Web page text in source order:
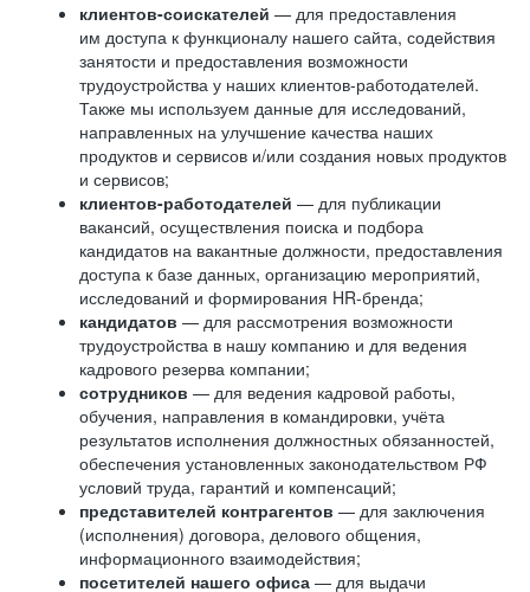
клиентов-соискателей — для предоставления
им доступа к функционалу нашего сайта, содействия
занятости и предоставления возможности
трудоустройства у наших клиентов-работодателей.
Также мы используем данные для исследований,
направленных на улучшение качества наших
продуктов и сервисов и/или создания новых продуктов
и сервисов;
клиентов-работодателей — для публикации
вакансий, осуществления поиска и подбора
кандидатов на вакантные должности, предоставления
доступа к базе данных, организацию мероприятий,
исследований и формирования HR-бренда;
кандидатов — для рассмотрения возможности
трудоустройства в нашу компанию и для ведения
кадрового резерва компании;
сотрудников — для ведения кадровой работы,
обучения, направления в командировки, учёта
результатов исполнения должностных обязанностей,
обеспечения установленных законодательством РФ
условий труда, гарантий и компенсаций;
представителей контрагентов — для заключения
(исполнения) договора, делового общения,
информационного взаимодействия;
посетителей нашего офиса — для выдачи